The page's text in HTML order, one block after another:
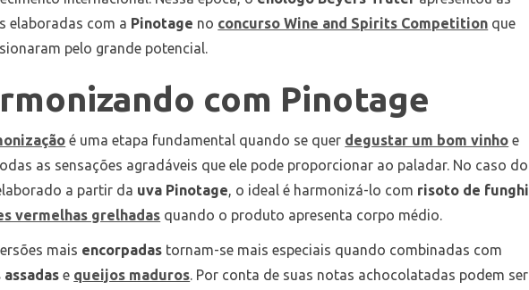
elaboradas com a Pinotage no concurso Wine and Spirits Competition que
pelo grande potencial.
com Pinotage
é uma etapa fundamental quando se quer degustar um bom vinho e
as sensações agradáveis que ele pode proporcionar ao paladar. No caso do
a partir da uva Pinotage, o ideal é harmonizá-lo com risoto de funghi
vermelhas grelhadas quando o produto apresenta corpo médio.
mais encorpadas tornam-se mais especiais quando combinadas com
assadas e queijos maduros. Por conta de suas notas achocolatadas podem ser